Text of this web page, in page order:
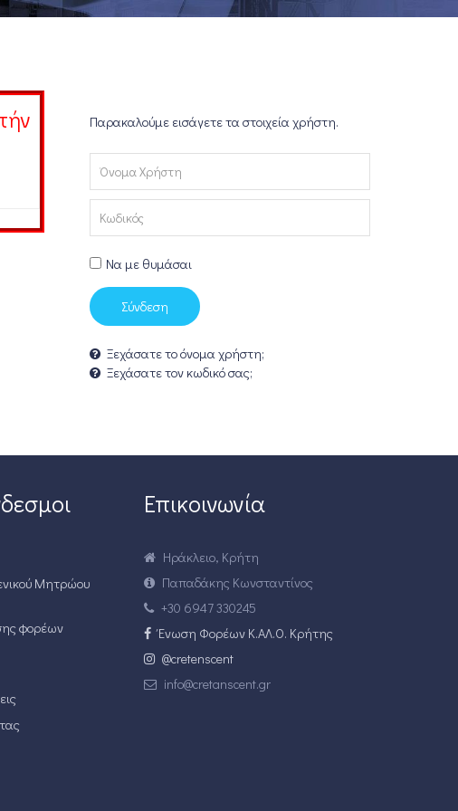
Παρακαλούμε εισάγετε τα στοιχεία χρήστη.
Χρήστη
Να με θυμάσαι
Σύνδεση
Ξεχάσατε το όνομα χρήστη;
Ξεχάσατε τον κωδικό σας;
Μητρώου
φορέων
Επικοινωνία
Ηράκλειο, Κρήτη
Παπαδάκης Κωνσταντίνος
+30 6947 330245
Ένωση Φορέων Κ.ΑΛ.Ο. Κρήτης
@cretenscent
info@cretanscent.gr